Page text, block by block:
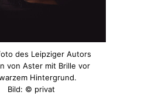
des Leipziger Autors
von Aster mit Brille vor
Hintergrund.
Bild: © privat